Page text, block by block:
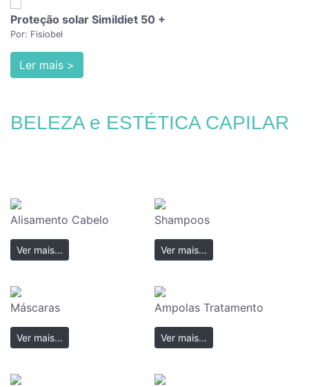
Proteção solar Simildiet 50 +
Por: Fisiobel
Ler mais >
BELEZA e ESTÉTICA CAPILAR
Alisamento Cabelo
Ver mais...
Shampoos
Ver mais...
Máscaras
Ver mais...
Ampolas Tratamento
Ver mais...